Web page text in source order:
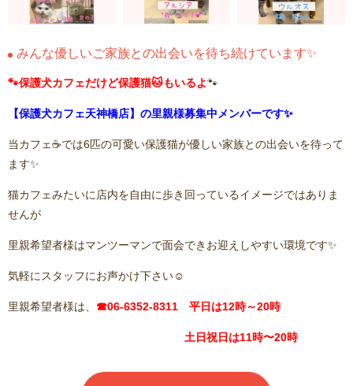
みんな優しいご家族との出会いを待ち続けています✨
🐾保護犬カフェだけど保護猫🐱もいるよ🐾
【保護犬カフェ天神橋店】の里親様募集中メンバーです✨
当カフェ☕️では6匹の可愛い保護猫が優しい家族との出会いを待って
ます✨
猫カフェみたいに店内を自由に歩き回っているイメージではありま
せんが
里親希望者様はマンツーマンで面会できお迎えしやすい環境です✨
気軽にスタッフにお声かけ下さい☺️
里親希望者様は、 ☎06-6352-8311 平日は12時～20時
土日祝日は11時〜20時